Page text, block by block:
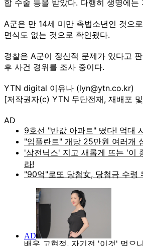
합 수술 등을 받았다. 다행히 생명에는
A군은 만 14세 미만 촉법소년인 것으
면식도 없는 것으로 확인됐다.
경찰은 A군이 정신적 문제가 있다고
후 사건 경위를 조사 중이다.
YTN digital 이유나 (lyn@ytn.co.kr)
[저작권자(c) YTN 무단전재, 재배포
AD